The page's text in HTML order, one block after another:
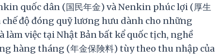
quốc dân (国民年金) và Nenkin phúc lợi (厚生
độ đóng quỹ lương hưu dành cho những
việc tại Nhật Bản bất kể quốc tịch, nghề
hàng tháng (年金保険料) tùy theo thu nhập của